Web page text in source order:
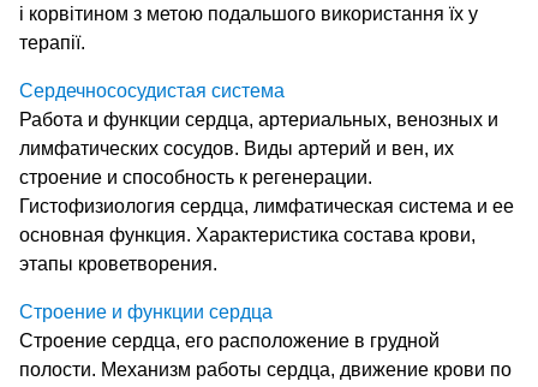
і корвітином з метою подальшого використання їх у
терапії.
Сердечнососудистая система
Работа и функции сердца, артериальных, венозных и
лимфатических сосудов. Виды артерий и вен, их
строение и способность к регенерации.
Гистофизиология сердца, лимфатическая система и ее
основная функция. Характеристика состава крови,
этапы кроветворения.
Строение и функции сердца
Строение сердца, его расположение в грудной
полости. Механизм работы сердца, движение крови по